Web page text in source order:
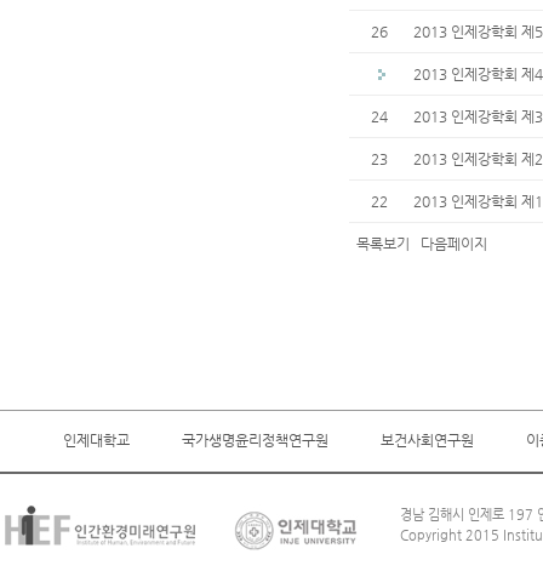
26 2013 인제강학회 제
2013 인제강학회 제
24 2013 인제강학회 제
23 2013 인제강학회 제
22 2013 인제강학회 제
목록보기 다음페이지
인제대학교 국가생명윤리정책연구원 보건사회연구원 이
경남 김해시 인제로
Copyright 2015